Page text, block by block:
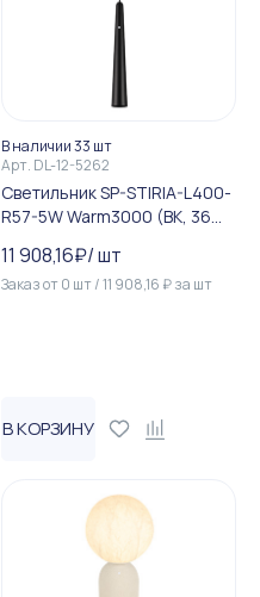
В наличии 33 шт
Арт. DL-12-5262
Светильник SP-STIRIA-L400-
R57-5W Warm3000 (BK, 36
11 908,16₽/шт
Заказ от0 шт/11 908,16 ₽за шт
В КОРЗИНУ